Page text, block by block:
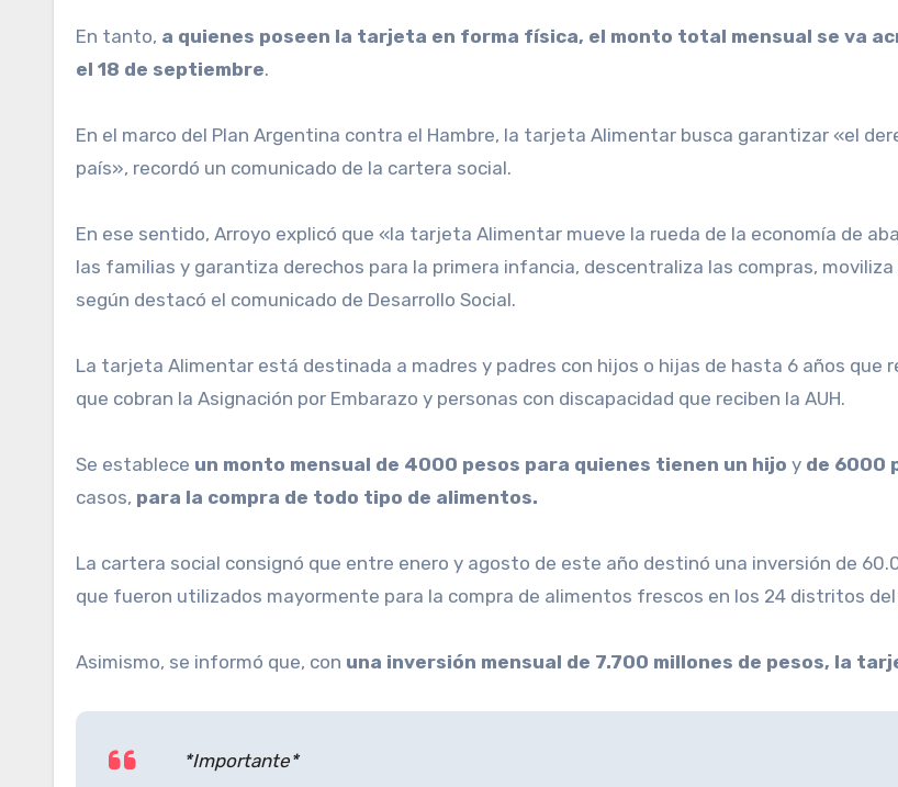
En tanto, a quienes poseen la tarjeta en forma física, el monto total mensual se va
el 18 de septiembre.
En el marco del Plan Argentina contra el Hambre, la tarjeta Alimentar busca garantizar «el
país», recordó un comunicado de la cartera social.
En ese sentido, Arroyo explicó que «la tarjeta Alimentar mueve la rueda de la economía de
las familias y garantiza derechos para la primera infancia, descentraliza las compras,
según destacó el comunicado de Desarrollo Social.
La tarjeta Alimentar está destinada a madres y padres con hijos o hijas de hasta 6 años que
que cobran la Asignación por Embarazo y personas con discapacidad que reciben la AUH.
Se establece un monto mensual de 4000 pesos para quienes tienen un hijo y de 6000
casos, para la compra de todo tipo de alimentos.
La cartera social consignó que entre enero y agosto de este año destinó una inversión de
que fueron utilizados mayormente para la compra de alimentos frescos en los 24 distritos del
Asimismo, se informó que, con una inversión mensual de 7.700 millones de pesos, la
*Importante*